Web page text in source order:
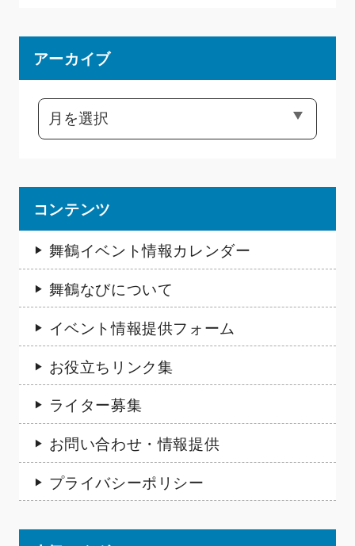
アーカイブ
コンテンツ
舞鶴イベント情報カレンダー
舞鶴なびについて
イベント情報提供フォーム
お役立ちリンク集
ライター募集
お問い合わせ・情報提供
プライバシーポリシー